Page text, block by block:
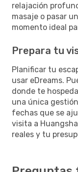
relajación
masaje o pasar
momento ideal
Prepara tu
Planificar tu
usar eDreams.
donde te
una única
fechas que se
visita a
reales y tu